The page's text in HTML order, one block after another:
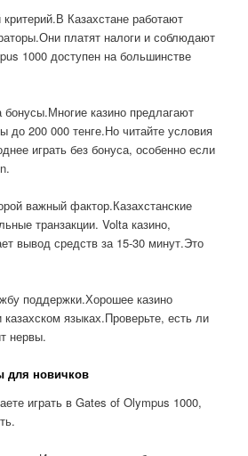
Казахстане работают
платят налоги и соблюдают
1000 доступен на большинстве
казино предлагают
до 200 000 тенге.Но читайте условия
играть без бонуса, особенно если
важный фактор.Казахстанские
транзакции. Volta казино,
вывод средств за 15-30 минут.Это
поддержки.Хорошее казино
языках.Проверьте, есть ли
нервы.
для новичков
играть в Gates of Olympus 1000,